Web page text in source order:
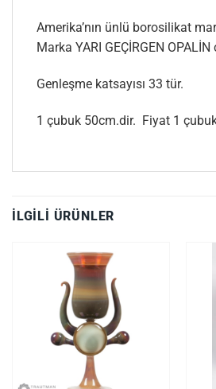
Amerika’nın ünlü borosilikat
Marka YARI GEÇİRGEN OPALİN
Genleşme katsayısı 33 tür.
1 çubuk 50cm.dir. Fiyat 1
İLGILI ÜRÜNLER